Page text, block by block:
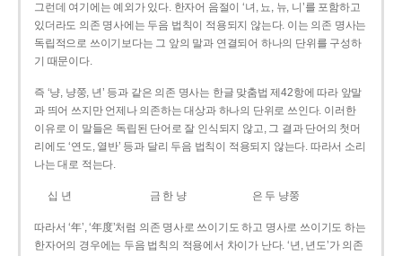
그런데 여기에는 예외가 있다. 한자어 음절이 ‘녀, 뇨, 뉴, 니’를 포함하고
있더라도 의존 명사에는 두음 법칙이 적용되지 않는다. 이는 의존 명사는
독립적으로 쓰이기보다는 그 앞의 말과 연결되어 하나의 단위를 구성하
기 때문이다.
즉 ‘냥, 냥쭝, 년’ 등과 같은 의존 명사는 한글 맞춤법 제42항에 따라 앞말
과 띄어 쓰지만 언제나 의존하는 대상과 하나의 단위로 쓰인다. 이러한
이유로 이 말들은 독립된 단어로 잘 인식되지 않고, 그 결과 단어의 첫머
리에도 ‘연도, 열반’ 등과 달리 두음 법칙이 적용되지 않는다. 따라서 소리
나는 대로 적는다.
십 년 금 한 냥 은 두 냥쭝
따라서 ‘年’, ‘年度’처럼 의존 명사로 쓰이기도 하고 명사로 쓰이기도 하는
한자어의 경우에는 두음 법칙의 적용에서 차이가 난다. ‘년, 년도’가 의존